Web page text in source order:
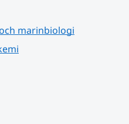
marinbiologi